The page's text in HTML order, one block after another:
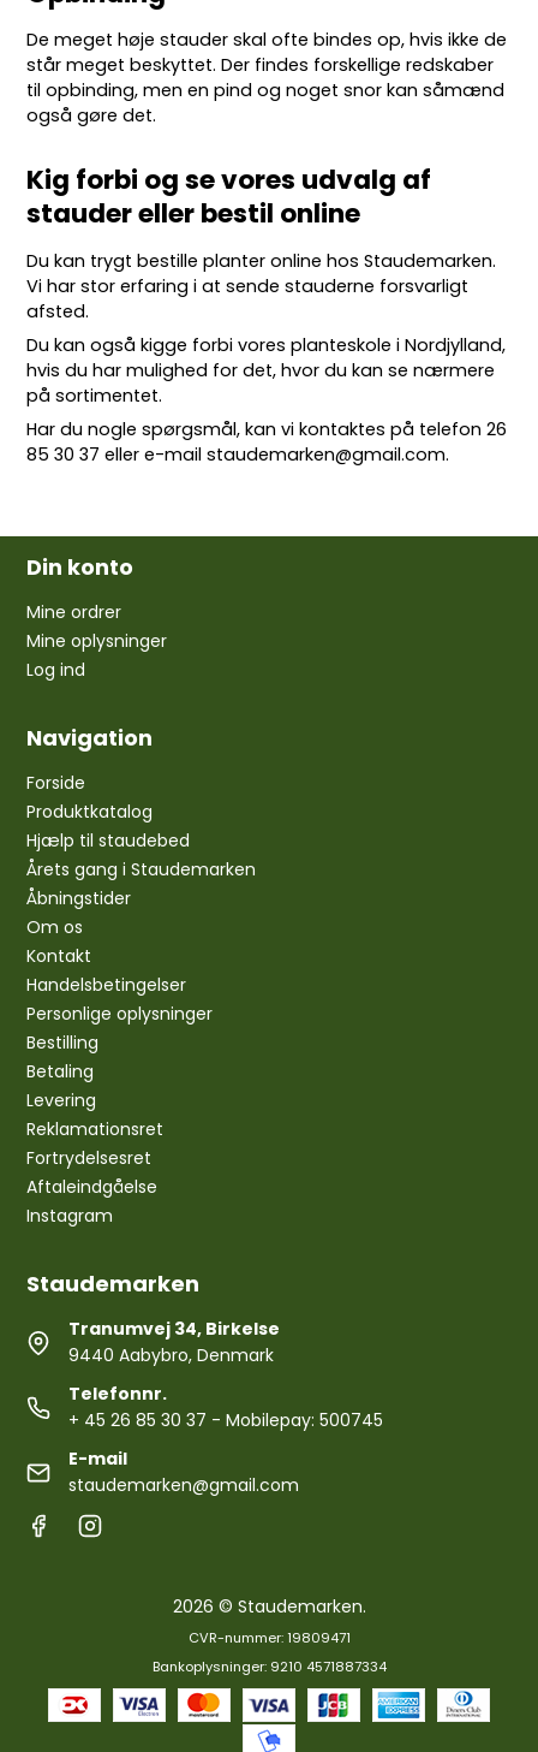
De meget høje stauder skal ofte bindes op, hvis ikke de
står meget beskyttet. Der findes forskellige redskaber
til opbinding, men en pind og noget snor kan såmænd
også gøre det.
Kig forbi og se vores udvalg af
stauder eller bestil online
Du kan trygt bestille planter online hos Staudemarken.
Vi har stor erfaring i at sende stauderne forsvarligt
afsted.
Du kan også kigge forbi vores planteskole i Nordjylland,
hvis du har mulighed for det, hvor du kan se nærmere
på sortimentet.
Har du nogle spørgsmål, kan vi kontaktes på telefon26
85 30 37 eller e-mailstaudemarken@gmail.com.
Din konto
Mine ordrer
Mine oplysninger
Log ind
Navigation
Forside
Produktkatalog
Hjælp til staudebed
Årets gang i Staudemarken
Åbningstider
Om os
Kontakt
Handelsbetingelser
Personlige oplysninger
Bestilling
Betaling
Levering
Reklamationsret
Fortrydelsesret
Aftaleindgåelse
Instagram
Staudemarken
Tranumvej 34, Birkelse
9440 Aabybro, Denmark
Telefonnr.
+ 45 26 85 30 37 - Mobilepay: 500745
E-mail
staudemarken@gmail.com
2026 © Staudemarken.
CVR-nummer: 19809471
Bankoplysninger: 9210 4571887334